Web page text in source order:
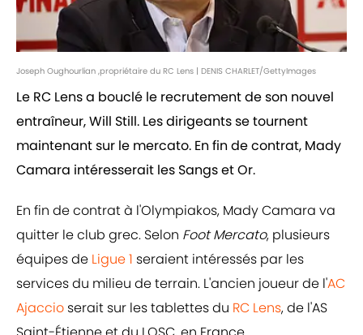
Joseph Oughourlian ,propriétaire du RC Lens | DENIS CHARLET/GettyImages
Le RC Lens a bouclé le recrutement de son nouvel
entraîneur, Will Still. Les dirigeants se tournent
maintenant sur le mercato. En fin de contrat, Mady
Camara intéresserait les Sangs et Or.
En fin de contrat à l'Olympiakos, Mady Camara va
quitter le club grec. Selon Foot Mercato, plusieurs
équipes de Ligue 1 seraient intéressés par les
services du milieu de terrain. L'ancien joueur de l'AC
Ajaccio serait sur les tablettes du RC Lens, de l'AS